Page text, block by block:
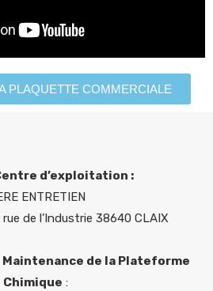
PLAQUETTE COMMERCIALE
d’exploitation :
ENTRETIEN
de l’Industrie 38640 CLAIX
de la Plateforme
Chimique :